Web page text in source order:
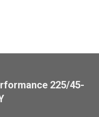
225/45-